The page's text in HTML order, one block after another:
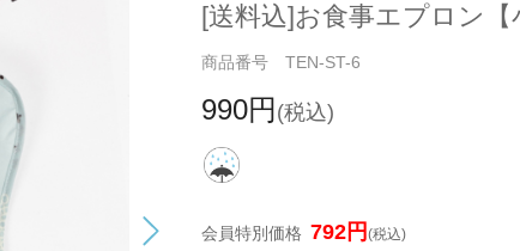
[送料込]お食事エプロン【
商品番号 TEN-ST-6
990円 (税込)
会員特別価格 792円 (税込)